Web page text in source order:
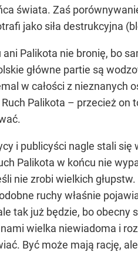
świata. Zaś
jako siła destrukcyjna
Palikota nie bronię, bo
główne partie są
w całości z nieznanych
Palikota – przecież on
i publicyści nagle stali
Palikota w końcu nie
nie zrobi wielkich
ruchy właśnie
tak już będzie, bo
wielka niewiadoma i
Być może mają rację,